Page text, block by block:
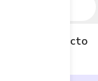
del producto